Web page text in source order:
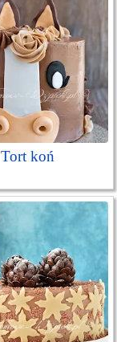
Tort koń